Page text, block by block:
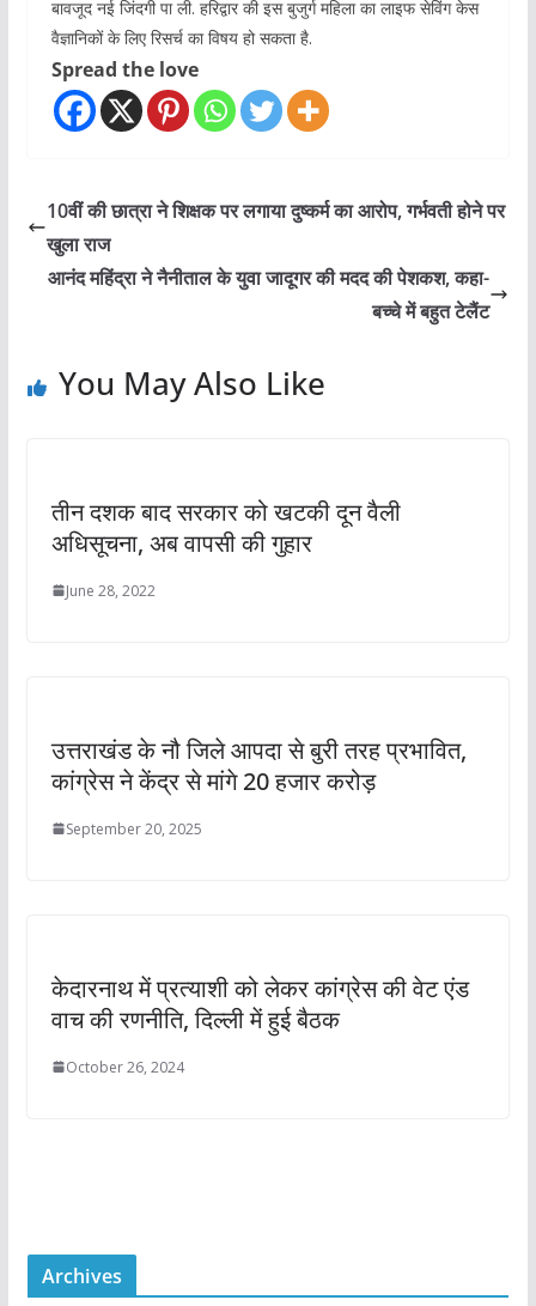
बावजूद नई जिंदगी पा ली. हरिद्वार की इस बुजुर्ग महिला का लाइफ सेविंग केस
वैज्ञानिकों के लिए रिसर्च का विषय हो सकता है.
Spread the love
10वीं की छात्रा ने शिक्षक पर लगाया दुष्कर्म का आरोप, गर्भवती होने पर
खुला राज
आनंद महिंद्रा ने नैनीताल के युवा जादूगर की मदद की पेशकश, कहा-
बच्चे में बहुत टेलैंट
You May Also Like
तीन दशक बाद सरकार को खटकी दून वैली
अधिसूचना, अब वापसी की गुहार
June 28, 2022
उत्तराखंड के नौ जिले आपदा से बुरी तरह प्रभावित,
कांग्रेस ने केंद्र से मांगे 20 हजार करोड़
September 20, 2025
केदारनाथ में प्रत्याशी को लेकर कांग्रेस की वेट एंड
वाच की रणनीति, दिल्‍ली में हुई बैठक
October 26, 2024
Archives